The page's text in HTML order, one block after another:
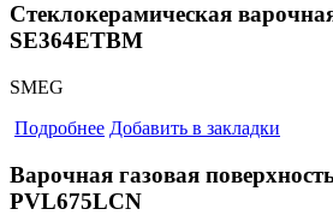
Стеклокерамическая
SE364ETBM
SMEG
Подробнее Добавить в закладки
Варочная газовая
PVL675LCN